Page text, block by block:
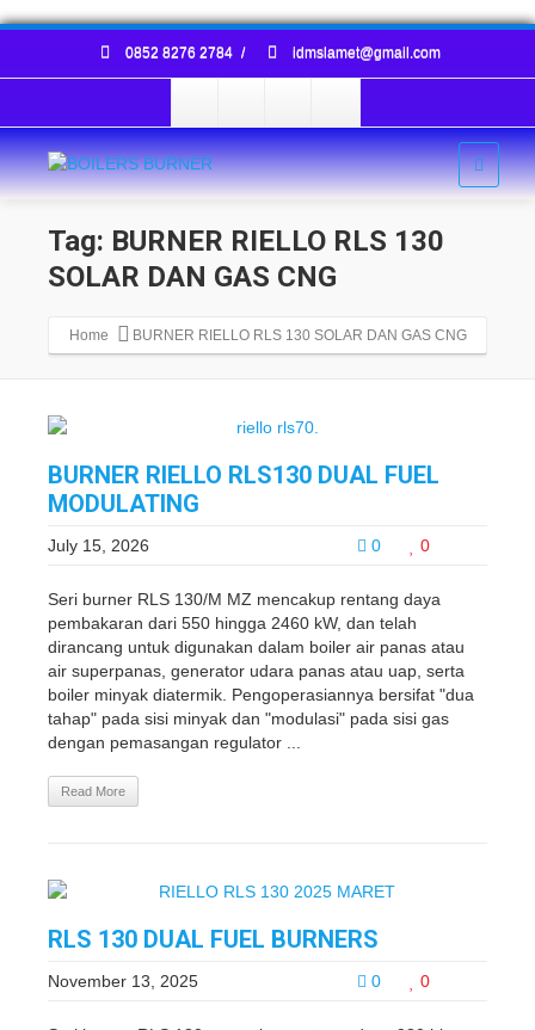
0852 8276 2784 / idmslamet@gmail.com
Tag: BURNER RIELLO RLS 130
SOLAR DAN GAS CNG
Home BURNER RIELLO RLS 130 SOLAR DAN GAS CNG
BURNER RIELLO RLS130 DUAL FUEL
MODULATING
0 0
July 15, 2026
Seri burner RLS 130/M MZ mencakup rentang daya
pembakaran dari 550 hingga 2460 kW, dan telah
dirancang untuk digunakan dalam boiler air panas atau
air superpanas, generator udara panas atau uap, serta
boiler minyak diatermik. Pengoperasiannya bersifat "dua
tahap" pada sisi minyak dan "modulasi" pada sisi gas
dengan pemasangan regulator ...
Read More
RLS 130 DUAL FUEL BURNERS
0 0
November 13, 2025